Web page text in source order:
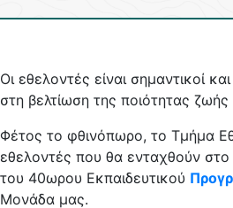
Οι εθελοντές είναι σημαντικοί
στη βελτίωση της ποιότητας
Φέτος το φθινόπωρο, το Τμήμα
εθελοντές που θα ενταχθούν
του 40ωρου Εκπαιδευτικού
Μονάδα μας.